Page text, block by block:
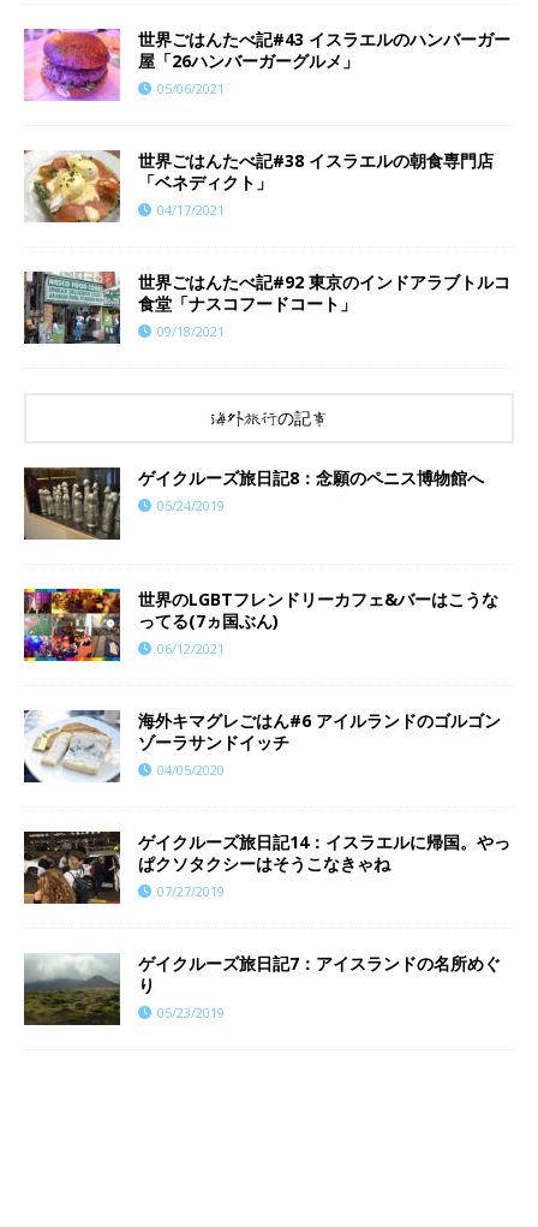
世界ごはんたべ記#43 イスラエルのハンバーガー
屋「26ハンバーガーグルメ」
05/06/2021
世界ごはんたべ記#38 イスラエルの朝食専門店
「ベネディクト」
04/17/2021
世界ごはんたべ記#92 東京のインドアラブトルコ
食堂「ナスコフードコート」
09/18/2021
海外旅行の記事
ゲイクルーズ旅日記8：念願のペニス博物館へ
05/24/2019
世界のLGBTフレンドリーカフェ&バーはこうな
ってる(7ヵ国ぶん)
06/12/2021
海外キマグレごはん#6 アイルランドのゴルゴン
ゾーラサンドイッチ
04/05/2020
ゲイクルーズ旅日記14：イスラエルに帰国。やっ
ぱクソタクシーはそうこなきゃね
07/27/2019
ゲイクルーズ旅日記7：アイスランドの名所めぐ
り
05/23/2019